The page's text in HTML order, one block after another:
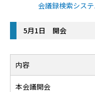
会議録検索シス
5月1日 開会
内容
本会議開会